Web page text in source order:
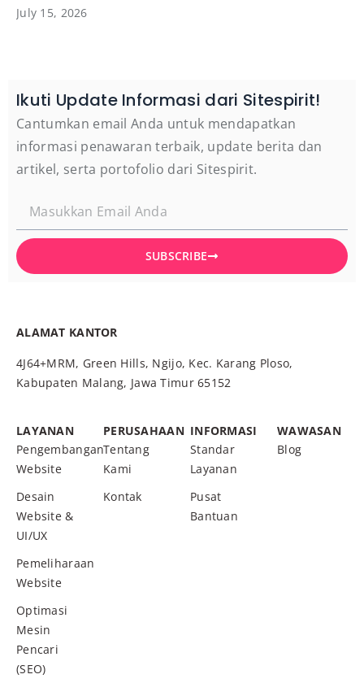
July 15, 2026
Ikuti Update Informasi dari Sitespirit!
Cantumkan email Anda untuk mendapatkan
informasi penawaran terbaik, update berita dan
artikel, serta portofolio dari Sitespirit.
SUBSCRIBE
ALAMAT KANTOR
4J64+MRM, Green Hills, Ngijo, Kec. Karang Ploso,
Kabupaten Malang, Jawa Timur 65152
LAYANAN
Pengembangan
Website
Desain
Website &
UI/UX
Pemeliharaan
Website
Optimasi
Mesin
Pencari
(SEO)
PERUSAHAAN
Tentang
Kami
Kontak
INFORMASI
Standar
Layanan
Pusat
Bantuan
WAWASAN
Blog